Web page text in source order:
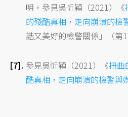
明，參見吳忻穎（2021）《
的殘酷真相，走向崩潰的檢
諧又美好的檢警關係」（第
參見吳忻穎（2021）《扭曲
酷真相，走向崩潰的檢警與